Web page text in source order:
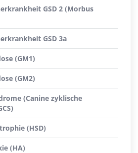
GSD 2 (Morbus
GSD 3a
(GM1)
(GM2)
(Canine zyklische
(HSD)
(HA)